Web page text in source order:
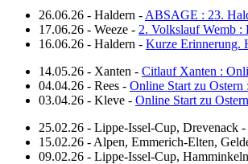
26.06.26 - Haldern - ABSAGE : 23.
17.06.26 - Weeze - 2. Volkslauf Wemb :
16.06.26 - Haldern - Kurze Erinnerung.
14.05.26 - Xanten - Citlauf Xanten :
04.04.26 - Rees - Online Start zu Ostern
03.04.26 - Kleve - Online Start zu
25.02.26 - Lippe-Issel-Cup, Drevenack -
15.02.26 - Alpen, Emmerich-Elten,
09.02.26 - Lippe-Issel-Cup, Hamminkeln